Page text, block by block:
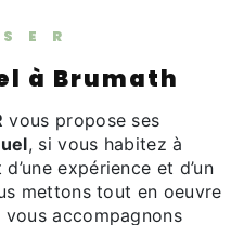
à Brumath
vous propose ses
, si vous habitez à
expérience et d’un
mettons tout en oeuvre
accompagnons